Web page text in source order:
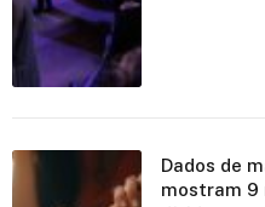
Dados de
mostram 9